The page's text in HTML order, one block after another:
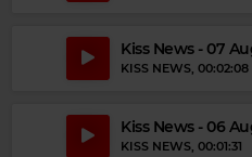
Magic Relax
Kiss News - 07
KISS NEWS, 00:02:08
Kiss News - 06
KISS NEWS, 00:01:31